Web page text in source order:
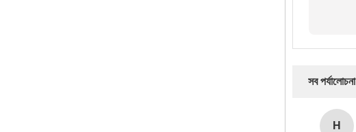
সব পর্যালোচনা
H